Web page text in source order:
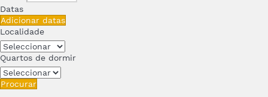
Datas
Adicionar datas
Localidade
Quartos de dormir
Procurar